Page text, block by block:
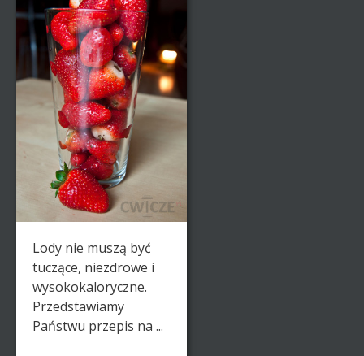
Lody nie muszą być
tuczące, niezdrowe i
wysokokaloryczne.
Przedstawiamy
Państwu przepis na ...